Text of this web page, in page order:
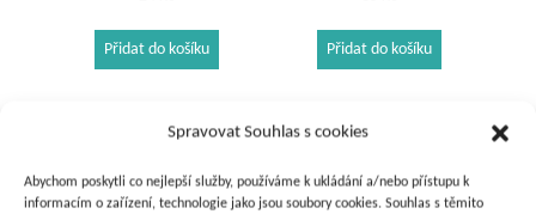
Spravovat Souhlas s cookies
Abychom poskytli co nejlepší služby, používáme k ukládání a/nebo přístupu k
informacím o zařízení, technologie jako jsou soubory cookies. Souhlas s těmito
Přidat do košíku Přidat do košíku